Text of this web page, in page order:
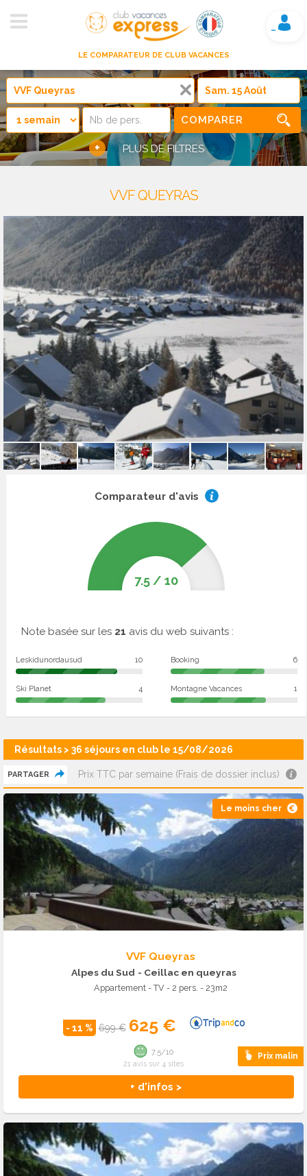
LE COMPARATEUR DE CLUB VACANCES
Mon compte
COMPARER
+ PLUS DE FILTRES
VVF QUEYRAS
Comparateur d'avis
7.5 /10
Note basée sur les 21 avis du web suivants :
Leskidunordausud 10 Booking 6
Ski Planet 4 Montagne Vacances 1
Résultats > 36 séjours en club le 15/08/2026
PARTAGER Prix TTC par semaine (Frais de dossier inclus)
Le moins cher
VVF Queyras
Alpes du Sud - Ceillac en queyras
Appartement - TV - 2 pers. - 23m2
- 11 % 699 € 625 €
Prix malin
+ d'infos >
7.5/10
21 avis sur 4 sites